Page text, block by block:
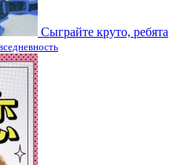
Сыграйте круто, ребята